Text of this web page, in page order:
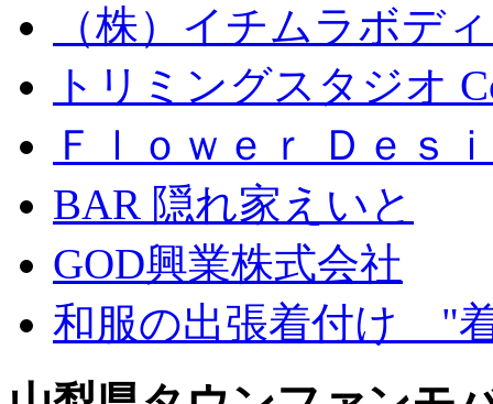
（株）イチムラボデ
トリミングスタジオ
Ｆｌｏｗｅｒ Ｄｅｓ
BAR 隠れ家えいと
GOD興業株式会社
和服の出張着付け "